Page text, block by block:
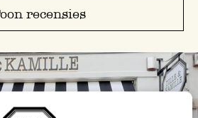
recensies